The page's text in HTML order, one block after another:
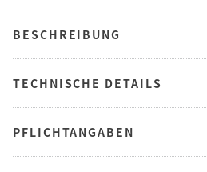
BESCHREIBUNG
TECHNISCHE DETAILS
PFLICHTANGABEN